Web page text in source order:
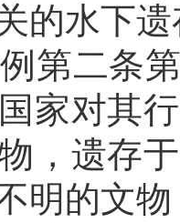
的水下
第二条
家对其
，遗存
明的文